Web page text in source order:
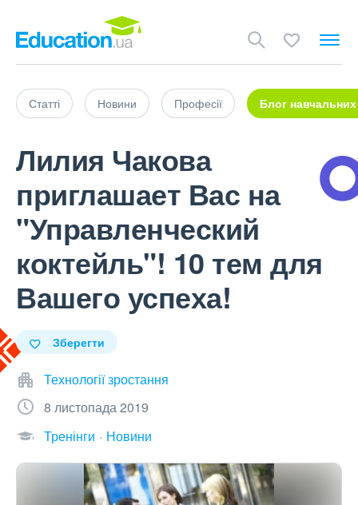
Статті Новини Професії Блог навчальних
Лилия Чакова
приглашает Вас на
"Управленческий
коктейль"! 10 тем для
Вашего успеха!
Зберегти
Технології зростання
8 листопада 2019
Тренінги
Новини